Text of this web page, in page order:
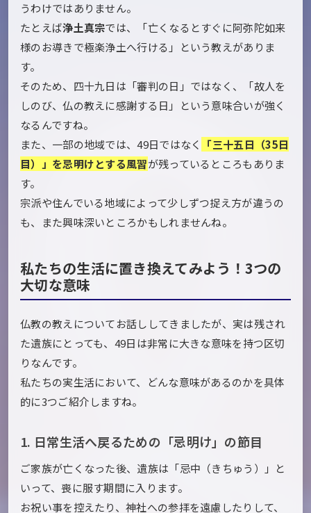
うわけではありません。
たとえば浄土真宗では、「亡くなるとすぐに阿弥陀如来
様のお導きで極楽浄土へ行ける」という教えがありま
す。
そのため、四十九日は「審判の日」ではなく、「故人を
しのび、仏の教えに感謝する日」という意味合いが強く
なるんですね。
また、一部の地域では、49日ではなく
「三十五日（35日
目）」を忌明けとする風習が残っているところもありま
す。
宗派や住んでいる地域によって少しずつ捉え方が違うの
も、また興味深いところかもしれませんね。
私たちの生活に置き換えてみよう！3つの
大切な意味
仏教の教えについてお話ししてきましたが、実は残され
た遺族にとっても、49日は非常に大きな意味を持つ区切
りなんです。
私たちの実生活において、どんな意味があるのかを具体
的に3つご紹介しますね。
1. 日常生活へ戻るための「忌明け」の節目
ご家族が亡くなった後、遺族は「忌中（きちゅう）」と
いって、喪に服す期間に入ります。
お祝い事を控えたり、神社への参拝を遠慮したりして、